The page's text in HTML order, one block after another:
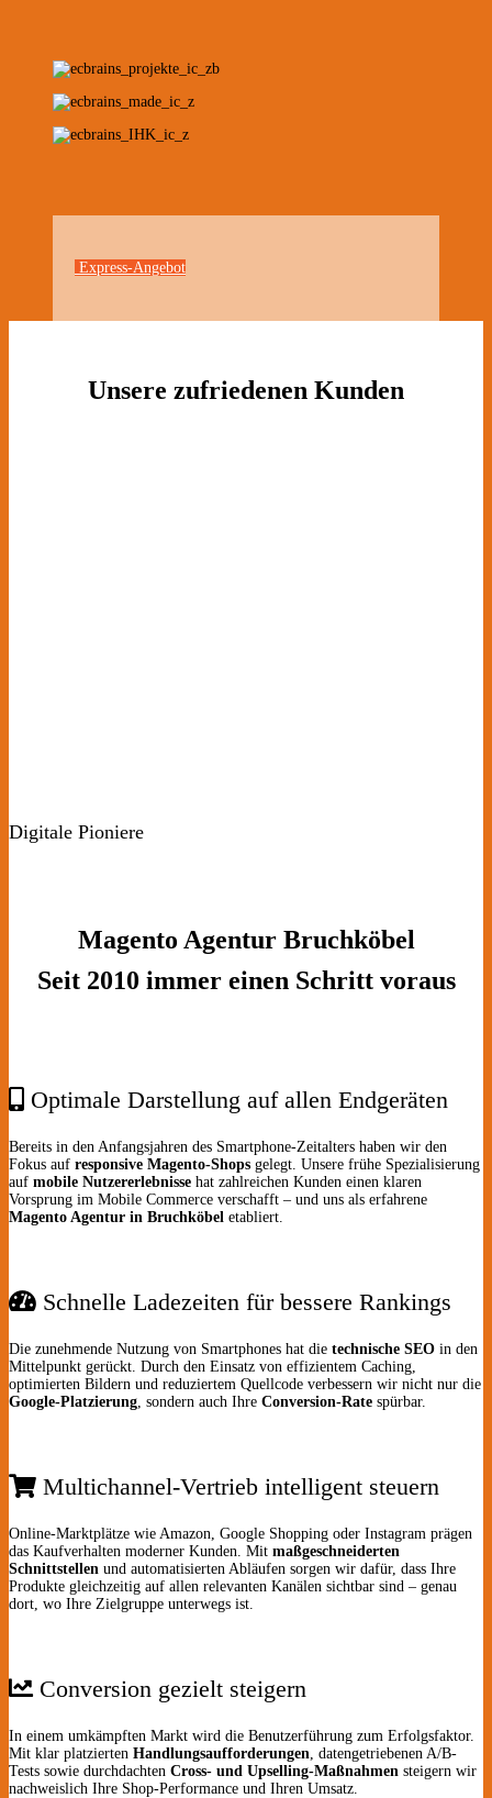
Express-Angebot
Unsere zufriedenen Kunden
Digitale Pioniere
Magento Agentur Bruchköbel
Seit 2010 immer einen Schritt voraus
Optimale Darstellung auf allen Endgeräten
Bereits in den Anfangsjahren des Smartphone-Zeitalters haben wir den
Fokus auf responsive Magento-Shops gelegt. Unsere frühe Spezialisierung
auf mobile Nutzererlebnisse hat zahlreichen Kunden einen klaren
Vorsprung im Mobile Commerce verschafft – und uns als erfahrene
Magento Agentur in Bruchköbel etabliert.
Schnelle Ladezeiten für bessere Rankings
Die zunehmende Nutzung von Smartphones hat die technische SEO in den
Mittelpunkt gerückt. Durch den Einsatz von effizientem Caching,
optimierten Bildern und reduziertem Quellcode verbessern wir nicht nur die
Google-Platzierung , sondern auch Ihre Conversion-Rate spürbar.
Multichannel-Vertrieb intelligent steuern
Online-Marktplätze wie Amazon, Google Shopping oder Instagram prägen
das Kaufverhalten moderner Kunden. Mit maßgeschneiderten
Schnittstellen und automatisierten Abläufen sorgen wir dafür, dass Ihre
Produkte gleichzeitig auf allen relevanten Kanälen sichtbar sind – genau
dort, wo Ihre Zielgruppe unterwegs ist.
Conversion gezielt steigern
In einem umkämpften Markt wird die Benutzerführung zum Erfolgsfaktor.
Mit klar platzierten Handlungsaufforderungen , datengetriebenen A/B-
Tests sowie durchdachten Cross- und Upselling-Maßnahmen steigern wir
nachweislich Ihre Shop-Performance und Ihren Umsatz.